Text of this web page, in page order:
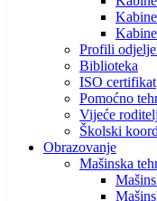
Profili
Biblioteka
ISO certifikat
Pomoćno
Vijeće
Školski
Obrazovanje
Mašinska